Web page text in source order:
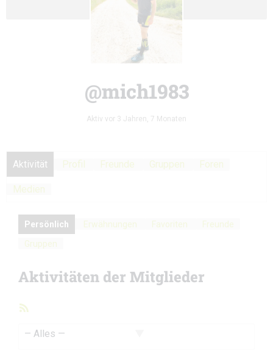
@mich1983
Aktiv vor 3 Jahren, 7 Monaten
Aktivität Profil Freunde Gruppen Foren
Medien
Persönlich Erwähnungen Favoriten
Freunde
Gruppen
Aktivitäten der Mitglieder